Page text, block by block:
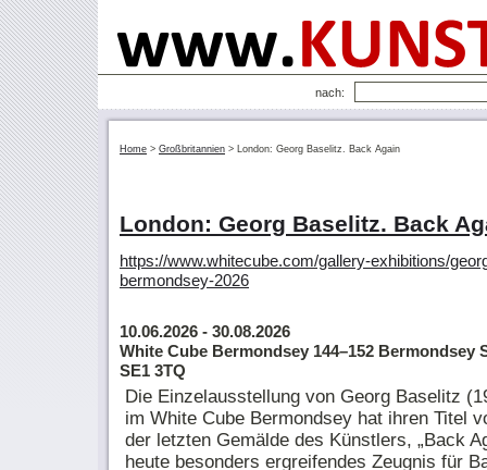
nach:
Home > Großbritannien > London: Georg Baselitz. Back Again
London: Georg Baselitz. Back
https://www.whitecube.com/gallery-exhibitions/
bermondsey-2026
10.06.2026 - 30.08.2026
White Cube Bermondsey 144–152 Bermondsey
SE1 3TQ
Die Einzelausstellung von Georg Baselitz
im White Cube Bermondsey hat ihren Titel
der letzten Gemälde des Künstlers, „Back
heute besonders ergreifendes Zeugnis für